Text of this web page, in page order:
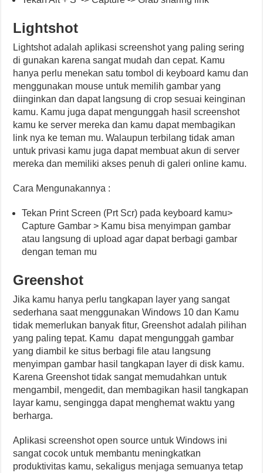
Lightshot
Lightshot adalah aplikasi screenshot yang paling sering
di gunakan karena sangat mudah dan cepat. Kamu
hanya perlu menekan satu tombol di keyboard kamu dan
menggunakan mouse untuk memilih gambar yang
diinginkan dan dapat langsung di crop sesuai keinginan
kamu. Kamu juga dapat mengunggah hasil screenshot
kamu ke server mereka dan kamu dapat membagikan
link nya ke teman mu. Walaupun terbilang tidak aman
untuk privasi kamu juga dapat membuat akun di server
mereka dan memiliki akses penuh di galeri online kamu.
Cara Mengunakannya :
Tekan Print Screen (Prt Scr) pada keyboard kamu>
Capture Gambar > Kamu bisa menyimpan gambar
atau langsung di upload agar dapat berbagi gambar
dengan teman mu
Greenshot
Jika kamu hanya perlu tangkapan layer yang sangat
sederhana saat menggunakan Windows 10 dan Kamu
tidak memerlukan banyak fitur, Greenshot adalah pilihan
yang paling tepat. Kamu dapat mengunggah gambar
yang diambil ke situs berbagi file atau langsung
menyimpan gambar hasil tangkapan layer di disk kamu.
Karena Greenshot tidak sangat memudahkan untuk
mengambil, mengedit, dan membagikan hasil tangkapan
layar kamu, sengingga dapat menghemat waktu yang
berharga.
Aplikasi screenshot open source untuk Windows ini
sangat cocok untuk membantu meningkatkan
produktivitas kamu, sekaligus menjaga semuanya tetap